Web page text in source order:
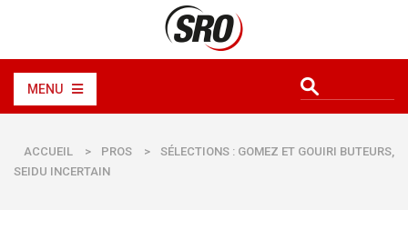
MENU
ACCUEIL > PROS >
SÉLECTIONS : GOMEZ ET GOUIRI BUTEURS,
SEIDU INCERTAIN